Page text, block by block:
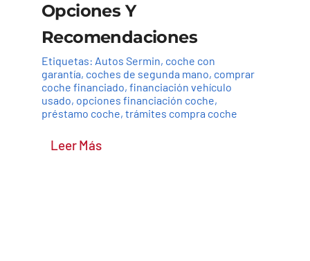
Opciones Y
Recomendaciones
Etiquetas: Autos Sermin, coche con
garantía, coches de segunda mano, comprar
coche financiado, financiación vehículo
usado, opciones financiación coche,
préstamo coche, trámites compra coche
Leer Más